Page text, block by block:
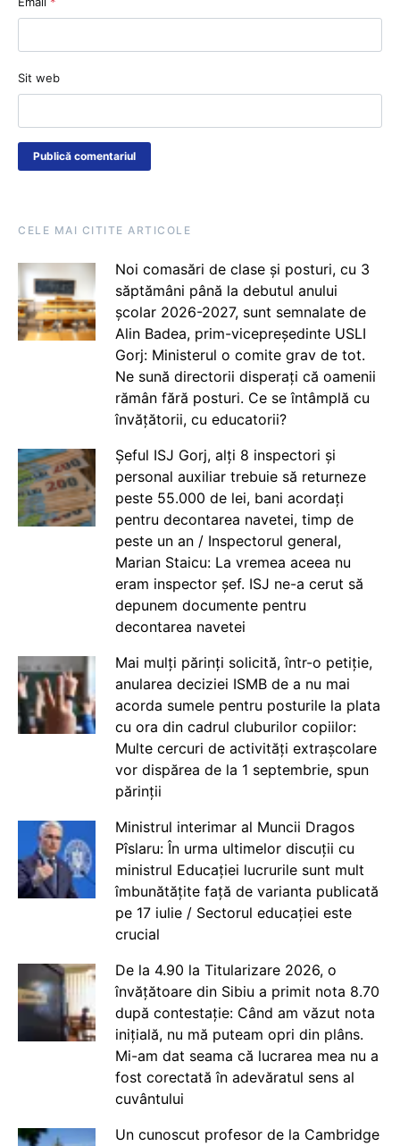
Sit web
CELE MAI CITITE ARTICOLE
Noi comasări de clase și posturi, cu 3
săptămâni până la debutul anului
școlar 2026-2027, sunt semnalate de
Alin Badea, prim-vicepreședinte USLI
Gorj: Ministerul o comite grav de tot.
Ne sună directorii disperați că oamenii
rămân fără posturi. Ce se întâmplă cu
învățătorii, cu educatorii?
Șeful ISJ Gorj, alți 8 inspectori și
personal auxiliar trebuie să returneze
peste 55.000 de lei, bani acordați
pentru decontarea navetei, timp de
peste un an / Inspectorul general,
Marian Staicu: La vremea aceea nu
eram inspector șef. ISJ ne-a cerut să
depunem documente pentru
decontarea navetei
Mai mulți părinți solicită, într-o petiție,
anularea deciziei ISMB de a nu mai
acorda sumele pentru posturile la plata
cu ora din cadrul cluburilor copiilor:
Multe cercuri de activități extrașcolare
vor dispărea de la 1 septembrie, spun
părinții
Ministrul interimar al Muncii Dragos
Pîslaru: În urma ultimelor discuții cu
ministrul Educației lucrurile sunt mult
îmbunătățite față de varianta publicată
pe 17 iulie / Sectorul educației este
crucial
De la 4.90 la Titularizare 2026, o
învățătoare din Sibiu a primit nota 8.70
după contestație: Când am văzut nota
inițială, nu mă puteam opri din plâns.
Mi-am dat seama că lucrarea mea nu a
fost corectată în adevăratul sens al
cuvântului
Un cunoscut profesor de la Cambridge